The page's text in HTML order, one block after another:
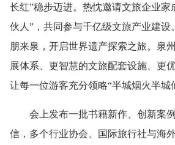
长红”稳步迈进。热忱邀请文旅企业家
伙人”，共同参与千亿级文旅产业建设
朋来泉，开启世界遗产探索之旅。泉
展体系、更智慧的文旅配套设施、更
让每一位游客充分领略“半城烟火半城
会上发布一批书籍新作、创新案例
信，多个行业协会、国际旅行社与海